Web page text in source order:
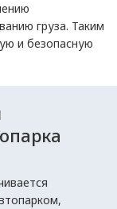
груза. Таким
и безопасную